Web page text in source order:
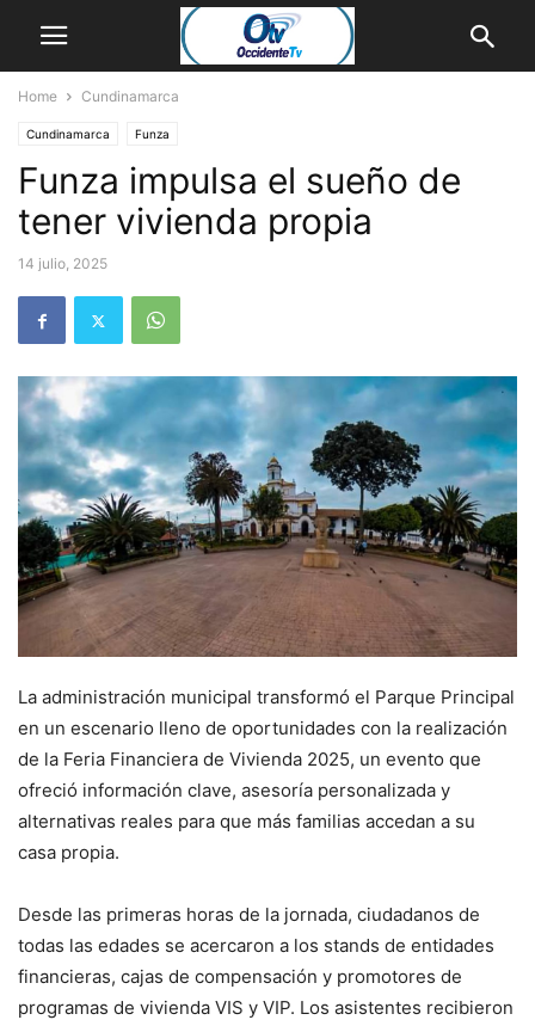
Home Cundinamarca
Cundinamarca Funza
Funza impulsa el sueño de
tener vivienda propia
14 julio, 2025
La administración municipal transformó el Parque Principal
en un escenario lleno de oportunidades con la realización
de la Feria Financiera de Vivienda 2025, un evento que
ofreció información clave, asesoría personalizada y
alternativas reales para que más familias accedan a su
casa propia.
Desde las primeras horas de la jornada, ciudadanos de
todas las edades se acercaron a los stands de entidades
financieras, cajas de compensación y promotores de
programas de vivienda VIS y VIP. Los asistentes recibieron